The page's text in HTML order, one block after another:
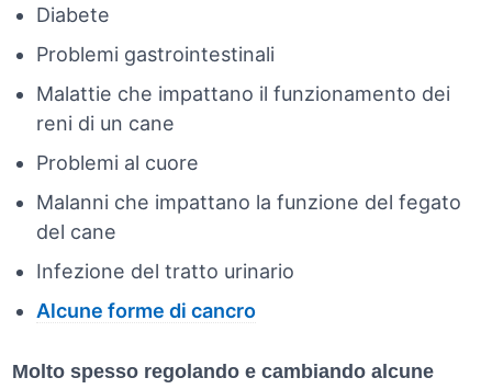
Diabete
Problemi gastrointestinali
Malattie che impattano il funzionamento dei
reni di un cane
Problemi al cuore
Malanni che impattano la funzione del fegato
del cane
Infezione del tratto urinario
Alcune forme di cancro
Molto spesso regolando e cambiando alcune